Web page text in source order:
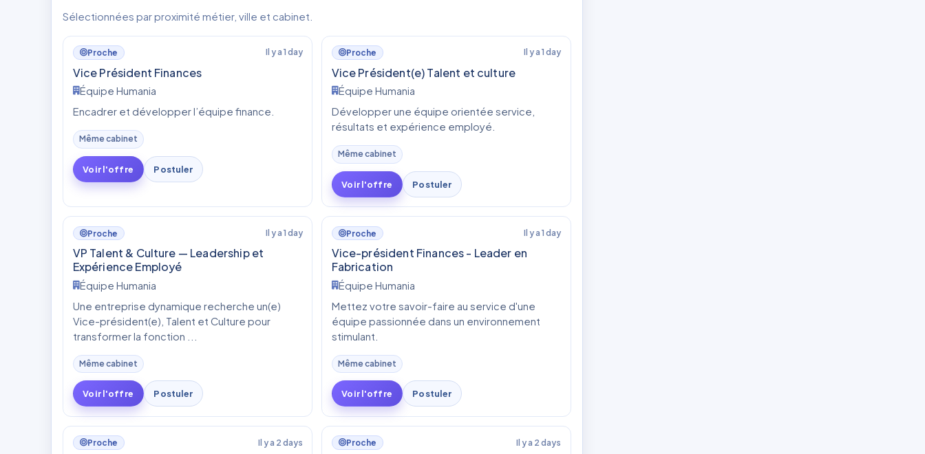
Sélectionnées par proximité métier, ville et cabinet.
Proche Il y a 1 day
Vice Président Finances
Équipe Humania
Encadrer et développer l’équipe finance.
Même cabinet
Voir l'offre Postuler
Proche Il y a 1 day
Vice Président(e) Talent et culture
Équipe Humania
Développer une équipe orientée service,
résultats et expérience employé.
Même cabinet
Voir l'offre Postuler
Proche Il y a 1 day
VP Talent & Culture — Leadership et
Expérience Employé
Équipe Humania
Une entreprise dynamique recherche un(e)
Vice-président(e), Talent et Culture pour
transformer la fonction ...
Même cabinet
Voir l'offre Postuler
Proche Il y a 1 day
Vice-président Finances - Leader en
Fabrication
Équipe Humania
Mettez votre savoir-faire au service d'une
équipe passionnée dans un environnement
stimulant.
Même cabinet
Voir l'offre Postuler
Proche Il y a 2 days Proche Il y a 2 days